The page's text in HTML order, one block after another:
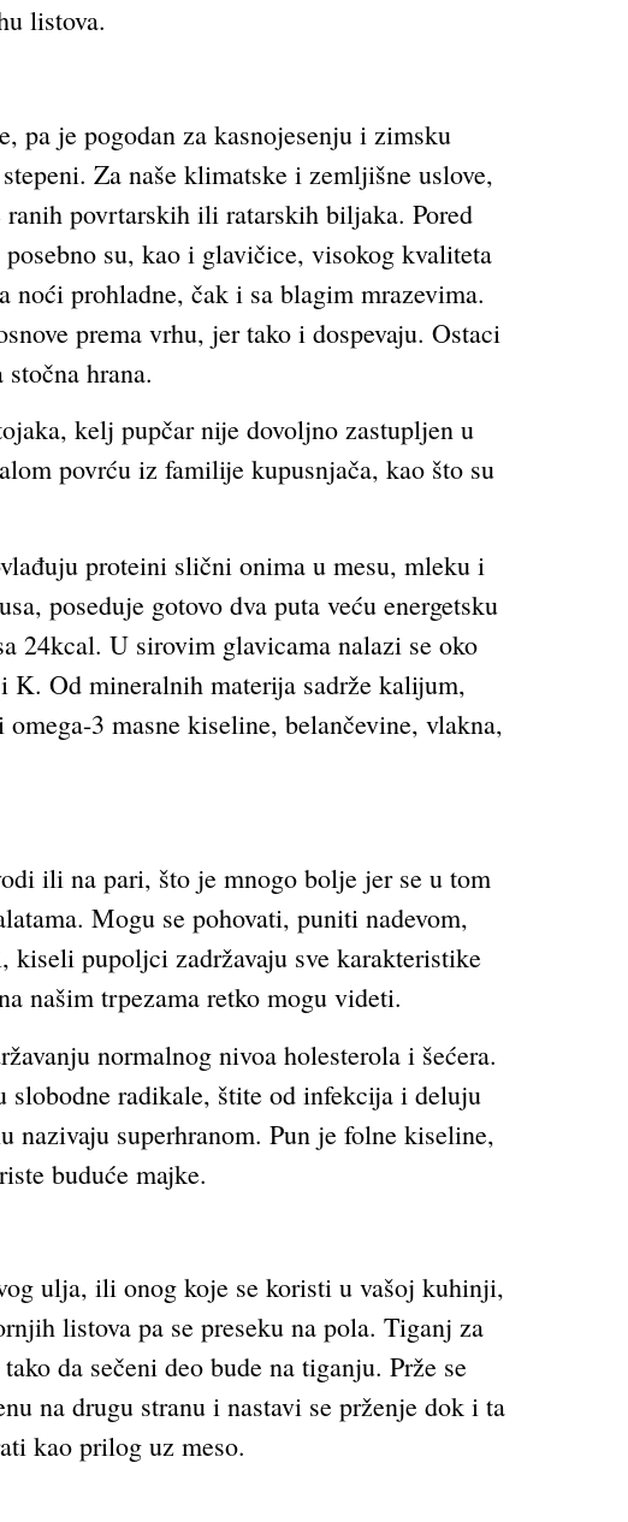
listova.
pa je pogodan za kasnojesenju i zimsku
Za naše klimatske i zemljišne uslove,
povrtarskih ili ratarskih biljaka. Pored
su, kao i glavičice, visokog kvaliteta
noći prohladne, čak i sa blagim mrazevima.
prema vrhu, jer tako i dospevaju. Ostaci
hrana.
kelj pupčar nije dovoljno zastupljen u
povrću iz familije kupusnjača, kao što su
proteini slični onima u mesu, mleku i
poseduje gotovo dva puta veću energetsku
24kcal. U sirovim glavicama nalazi se oko
Od mineralnih materija sadrže kalijum,
3 masne kiseline, belančevine, vlakna,
ili na pari, što je mnogo bolje jer se u tom
Mogu se pohovati, puniti nadevom,
pupoljci zadržavaju sve karakteristike
našim trpezama retko mogu videti.
normalnog nivoa holesterola i šećera.
radikale, štite od infekcija i deluju
nazivaju superhranom. Pun je folne kiseline,
buduće majke.
ulja, ili onog koje se koristi u vašoj kuhinji,
listova pa se preseku na pola. Tiganj za
da sečeni deo bude na tiganju. Prže se
na drugu stranu i nastavi se prženje dok i ta
kao prilog uz meso.